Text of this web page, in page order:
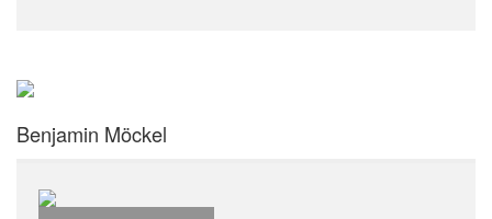
Benjamin Möckel